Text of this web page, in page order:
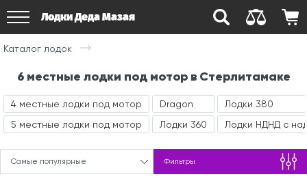
Лодки Деда Мазая
Каталог лодок
6 местные лодки под мотор в Стерлитамаке
4 местные лодки под мотор
5 местные лодки под мотор
Dragon
Лодки 360
Лодки 380
Лодки НДНД с
Самые популярные Фильтры